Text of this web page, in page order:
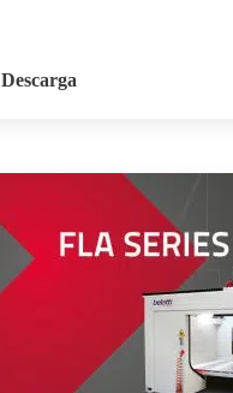
Descarga